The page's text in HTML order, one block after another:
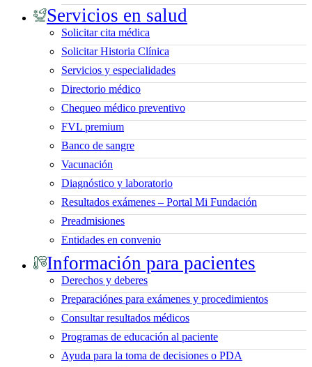
Servicios en salud
Solicitar cita médica
Solicitar Historia Clínica
Servicios y especialidades
Directorio médico
Chequeo médico preventivo
FVL premium
Banco de sangre
Vacunación
Diagnóstico y laboratorio
Resultados exámenes – Portal Mi Fundación
Preadmisiones
Entidades en convenio
Información para pacientes
Derechos y deberes
Preparaciónes para exámenes y procedimientos
Consultar resultados médicos
Programas de educación al paciente
Ayuda para la toma de decisiones o PDA